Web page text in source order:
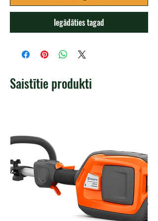
Iegādāties tagad
Saistītie produkti